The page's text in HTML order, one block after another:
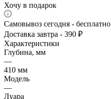
Хочу в подарок
Самовывоз сегодня - бесплатно
Доставка завтра - 390 ₽
Характеристики
Глубина, мм
—
410 мм
Модель
—
Луара